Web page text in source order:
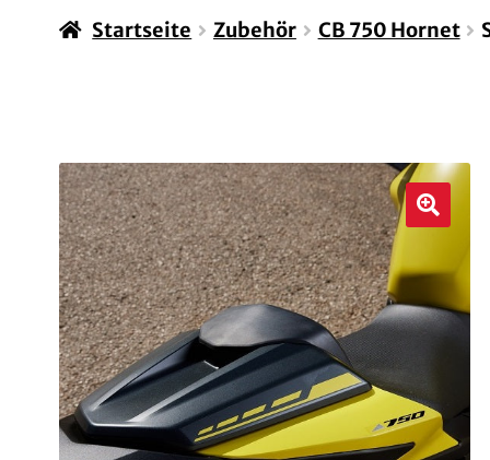
Startseite Zubehör CB 750 Hornet